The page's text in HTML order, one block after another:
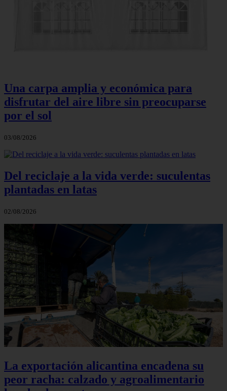
Una carpa amplia y económica para
disfrutar del aire libre sin preocuparse
por el sol
03/08/2026
Del reciclaje a la vida verde: suculentas
plantadas en latas
02/08/2026
La exportación alicantina encadena su
peor racha: calzado y agroalimentario